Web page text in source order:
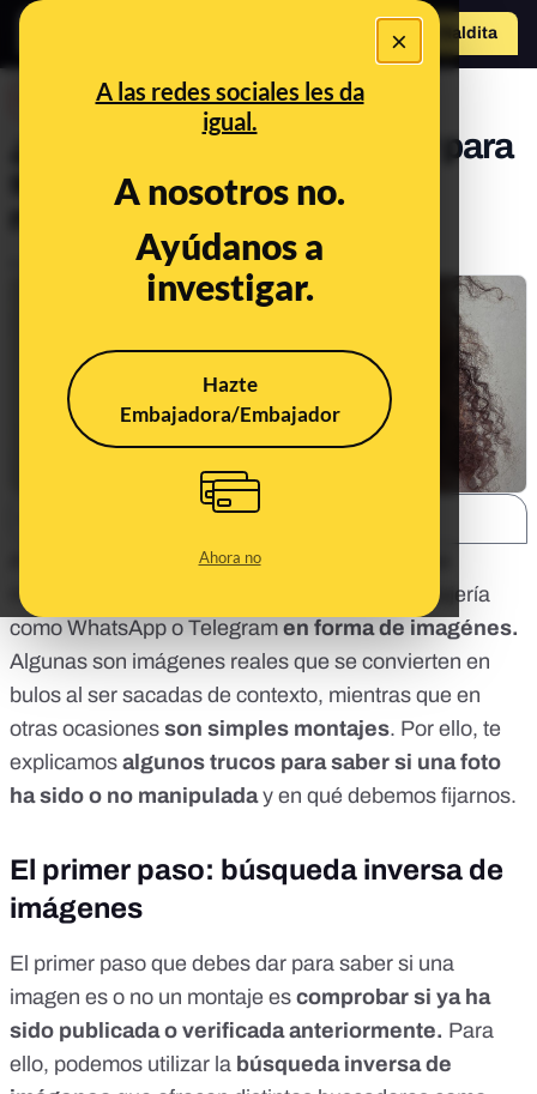
×
A las redes sociales les da
igual.
A nosotros no.
Ayúdanos a
investigar.
Hazte
Embajadora/Embajador
Ahora no
Hazte Maldito
a
¿En qué nos debemos fijar para
saber si una foto está
manipulada?
May 12, 2021, 3:47:52 PM
A menudo, los bulos y las desinformaciones se
mueven en redes sociales y canales de mensajería
como WhatsApp o Telegram en forma de imagénes.
Algunas son imágenes reales que se convierten en
bulos al ser sacadas de contexto, mientras que en
otras ocasiones son simples montajes. Por ello, te
explicamos algunos trucos para saber si una foto
ha sido o no manipuladay en qué debemos fijarnos.
El primer paso: búsqueda inversa de
imágenes
El primer paso que debes dar para saber si una
imagen es o no un montaje es comprobar si ya ha
sido publicada o verificada anteriormente. Para
ello, podemos utilizar la búsqueda inversa de